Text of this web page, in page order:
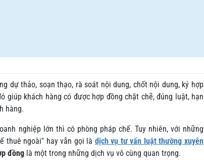
dự thảo, soạn thạo, rà soát nội dung, chốt nội dung, ký hợp
giúp khách hàng có được hợp đồng chặt chẽ, đúng luật, hạn
hàng.
nghiệp lớn thì có phòng pháp chế. Tuy nhiên, với những
thuê ngoài" hay vẫn gọi là dịch vụ tư vấn luật thường xuyên
đồng là một trong những dịch vụ vô cùng quan trọng.